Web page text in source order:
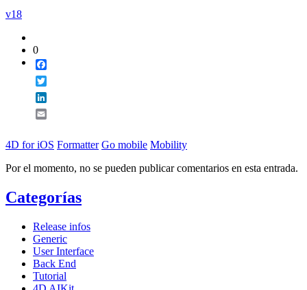
v18
0
4D for iOS Formatter Go mobile Mobility
Por el momento, no se pueden publicar comentarios en esta entrada.
Categorías
Release infos
Generic
User Interface
Back End
Tutorial